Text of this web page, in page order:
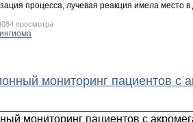
процесса, лучевая реакция имела место
просмотра
мониторинг пациентов с